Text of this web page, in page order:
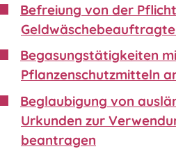
Befreiung von der
Begasungstätigkeiten
Pflanzenschutzmitteln
Beglaubigung von
Urkunden zur
beantragen